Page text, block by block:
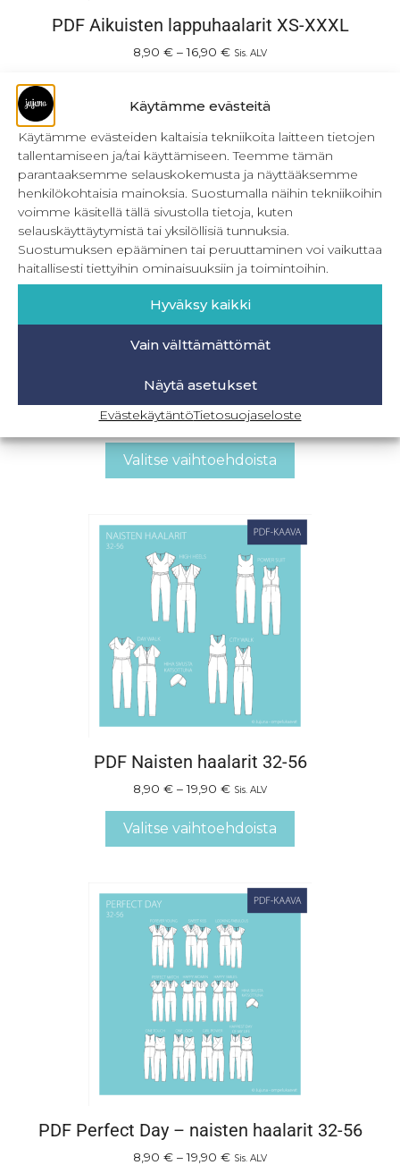
Käytämme evästeitä
Käytämme evästeiden kaltaisia tekniikoita laitteen tietojen
tallentamiseen ja/tai käyttämiseen. Teemme tämän
parantaaksemme selauskokemusta ja näyttääksemme
henkilökohtaisia mainoksia. Suostumalla näihin tekniikoihin
voimme käsitellä tällä sivustolla tietoja, kuten
selauskäyttäytymistä tai yksilöllisiä tunnuksia.
Suostumuksen epääminen tai peruuttaminen voi vaikuttaa
haitallisesti tiettyihin ominaisuuksiin ja toimintoihin.
Hyväksy kaikki
Vain välttämättömät
Näytä asetukset
EvästekäytäntöTietosuojaseloste
PDF Aikuisten lappuhaalarit XS-XXXL
8,90 € – 16,90 € Sis. ALV
PDF Naisten jumpsuit 32-56
11,90€ – 19,90€ Sis. ALV
Valitse vaihtoehdoista
PDF Naisten haalarit 32-56
8,90 € – 19,90 € Sis. ALV
Valitse vaihtoehdoista
PDF Perfect Day – naisten haalarit 32-56
8,90 € – 19,90 € Sis. ALV